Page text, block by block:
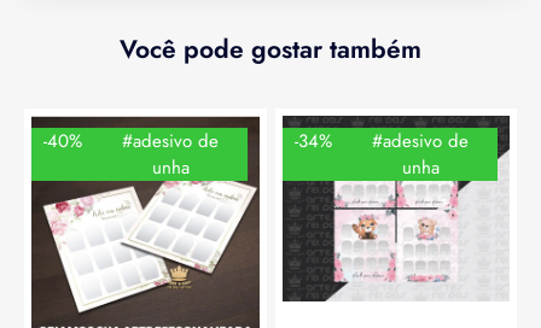
Você pode gostar também
-40%
#adesivo de
unha
-34%
#adesivo de
unha